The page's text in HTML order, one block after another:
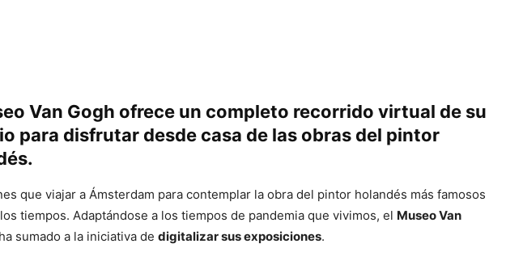
Van Gogh ofrece un completo recorrido virtual de su
para disfrutar desde casa de las obras del pintor
que viajar a Ámsterdam para contemplar la obra del pintor holandés más famosos
tiempos. Adaptándose a los tiempos de pandemia que vivimos, el Museo Van
sumado a la iniciativa de digitalizar sus exposiciones.